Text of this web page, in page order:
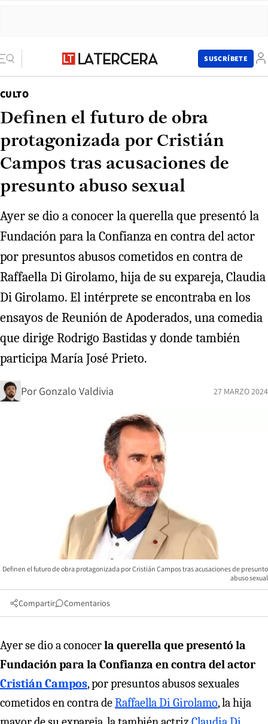
SUSCRÍBETE
CULTO
Definen el futuro de obra
protagonizada por Cristián
Campos tras acusaciones de
presunto abuso sexual
Ayer se dio a conocer la querella que presentó la
Fundación para la Confianza en contra del actor
por presuntos abusos cometidos en contra de
Raffaella Di Girolamo, hija de su expareja, Claudia
Di Girolamo. El intérprete se encontraba en los
ensayos de Reunión de Apoderados, una comedia
que dirige Rodrigo Bastidas y donde también
participa María José Prieto.
Por Gonzalo Valdivia 27 MARZO 2024
Definen el futuro de obra protagonizada por Cristián Campos tras acusaciones de presunto
abuso sexual
Compartir Comentarios
Ayer se dio a conocerla querella que presentó la
Fundación para la Confianza en contra del actor
Cristián Campos, por presuntos abusos sexuales
cometidos en contra deRaffaella Di Girolamo, la hija